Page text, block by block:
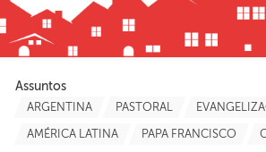
Assuntos
ARGENTINA PASTORAL
AMÉRICA LATINA PAPA FRANCISCO